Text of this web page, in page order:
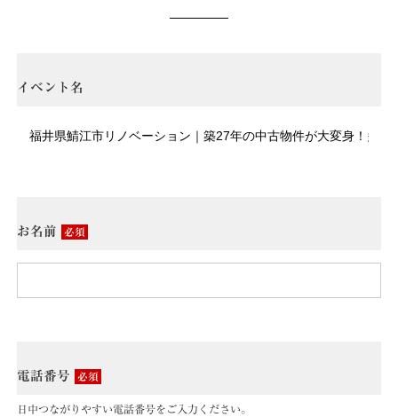
イベント名
お名前 必須
電話番号 必須
日中つながりやすい電話番号をご入力ください。